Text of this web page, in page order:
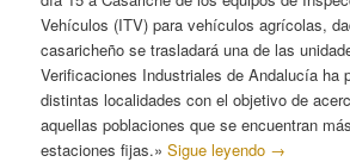
Vehículos (ITV) para vehículos agrícolas,
casaricheño se trasladará una de las
Verificaciones Industriales de Andalucía ha
distintas localidades con el objetivo de
aquellas poblaciones que se encuentran
estaciones fijas.»Sigue leyendo →